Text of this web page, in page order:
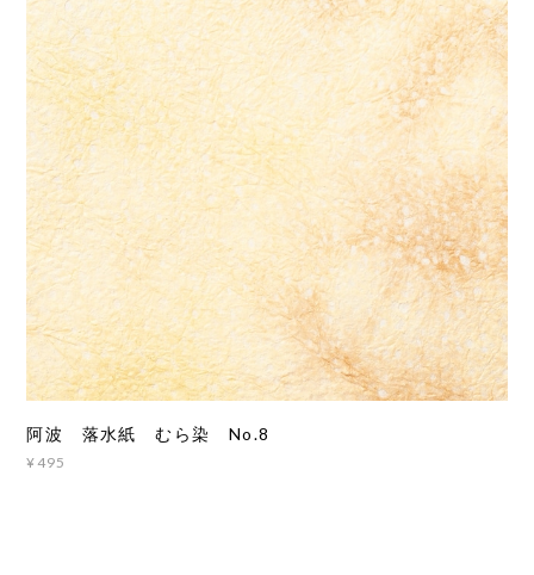
阿波 落水紙 むら染 No.8
¥495